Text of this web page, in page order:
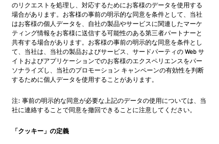
のリクエストを処理し、対応するためにお客様のデータを使用する
場合があります。お客様の事前の明示的な同意を条件として、当社
はお客様の個人データを、自社の製品やサービスに関連したマーケ
ティング情報をお客様に送信する可能性のある第三者パートナーと
共有する場合があります。お客様の事前の明示的な同意を条件とし
て、当社は、当社の製品およびサービス、サードパーティの Web サ
イトおよびアプリケーションでのお客様のエクスペリエンスをパー
ソナライズし、当社のプロモーション キャンペーンの有効性を判断
するために個人データを使用することがあります。
注: 事前の明示的な同意が必要な上記のデータの使用については、当
社に連絡することで同意を撤回できることに注意してください。
「クッキー」の定義